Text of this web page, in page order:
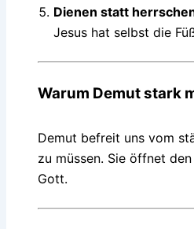
Dienen statt
Jesus hat selbst die
Warum Demut stark
Demut befreit uns vom
zu müssen. Sie öffnet
Gott.